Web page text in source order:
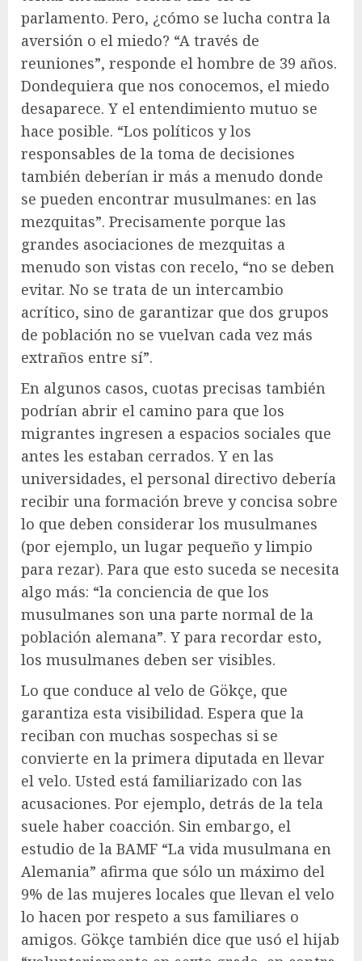
parlamento. Pero, ¿cómo se lucha contra la
aversión o el miedo? “A través de
reuniones”, responde el hombre de 39 años.
Dondequiera que nos conocemos, el miedo
desaparece. Y el entendimiento mutuo se
hace posible. “Los políticos y los
responsables de la toma de decisiones
también deberían ir más a menudo donde
se pueden encontrar musulmanes: en las
mezquitas”. Precisamente porque las
grandes asociaciones de mezquitas a
menudo son vistas con recelo, “no se deben
evitar. No se trata de un intercambio
acrítico, sino de garantizar que dos grupos
de población no se vuelvan cada vez más
extraños entre sí”.
En algunos casos, cuotas precisas también
podrían abrir el camino para que los
migrantes ingresen a espacios sociales que
antes les estaban cerrados. Y en las
universidades, el personal directivo debería
recibir una formación breve y concisa sobre
lo que deben considerar los musulmanes
(por ejemplo, un lugar pequeño y limpio
para rezar). Para que esto suceda se necesita
algo más: “la conciencia de que los
musulmanes son una parte normal de la
población alemana”. Y para recordar esto,
los musulmanes deben ser visibles.
Lo que conduce al velo de Gökçe, que
garantiza esta visibilidad. Espera que la
reciban con muchas sospechas si se
convierte en la primera diputada en llevar
el velo. Usted está familiarizado con las
acusaciones. Por ejemplo, detrás de la tela
suele haber coacción. Sin embargo, el
estudio de la BAMF “La vida musulmana en
Alemania” afirma que sólo un máximo del
9% de las mujeres locales que llevan el velo
lo hacen por respeto a sus familiares o
amigos. Gökçe también dice que usó el hijab